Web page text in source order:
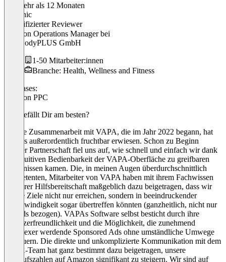
Vor mehr als 12 Monaten
Dominic
Verifizierter Reviewer
Amazon Operations Managerbei
VitalBodyPLUS GmbH
1-50 Mitarbeiter:innen
Branche: Health, Wellness and Fitness
Use cases:
Amazon PPC
Was gefällt Dir am besten?
Unsere Zusammenarbeit mit VAPA, die im Jahr 2022 begann, hat
sich als außerordentlich fruchtbar erwiesen. Schon zu Beginn
unserer Partnerschaft fiel uns auf, wie schnell und einfach wir dank
der intuitiven Bedienbarkeit der VAPA-Oberfläche zu greifbaren
Ergebnissen kamen. Die, in meinen Augen überdurchschnittlich
kompetenten, Mitarbeiter von VAPA haben mit ihrem Fachwissen
und ihrer Hilfsbereitschaft maßgeblich dazu beigetragen, dass wir
unsere Ziele nicht nur erreichen, sondern in beeindruckender
Geschwindigkeit sogar übertreffen könnten (ganzheitlich, nicht nur
auf Ads bezogen). VAPAs Software selbst besticht durch ihre
Benutzerfreundlichkeit und die Möglichkeit, die zunehmend
komplexer werdende Sponsored Ads ohne umständliche Umwege
zu steuern. Die direkte und unkomplizierte Kommunikation mit dem
VAPA-Team hat ganz bestimmt dazu beigetragen, unsere
Verkaufszahlen auf Amazon signifikant zu steigern. Wir sind auf